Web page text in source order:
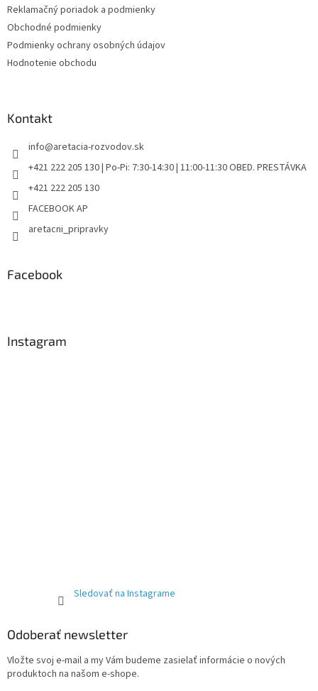
i
Reklamačný poriadok a podmienky
Obchodné podmienky
Podmienky ochrany osobných údajov
Hodnotenie obchodu
Kontakt
info@aretacia-rozvodov.sk
+421 222 205 130 | Po-Pi: 7:30-14:30 | 11:00-11:30 OBED. PRESTÁVKA
+421 222 205 130
FACEBOOK AP
aretacni_pripravky
Facebook
Instagram
Sledovať na Instagrame
Odoberať newsletter
Vložte svoj e-mail a my Vám budeme zasielať informácie o nových
produktoch na našom e-shope.